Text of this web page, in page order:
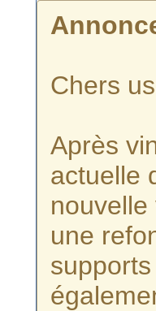
Chers
Après
actuelle
nouvelle
une